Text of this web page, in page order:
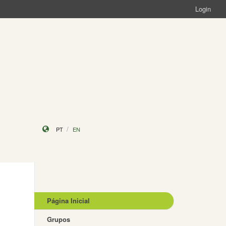
Login
PT EN
Página Inicial
Grupos